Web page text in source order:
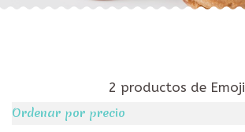
2 productos de Emoji
Ordenar por precio